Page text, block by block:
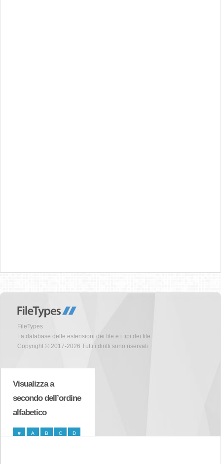
FileTypes
La database delle estensioni dei file e i tipi dei file
Copyright © 2017-2026 Tutti i diritti sono riservati
Visualizza a
secondo dell’ordine
alfabetico
# A B C D